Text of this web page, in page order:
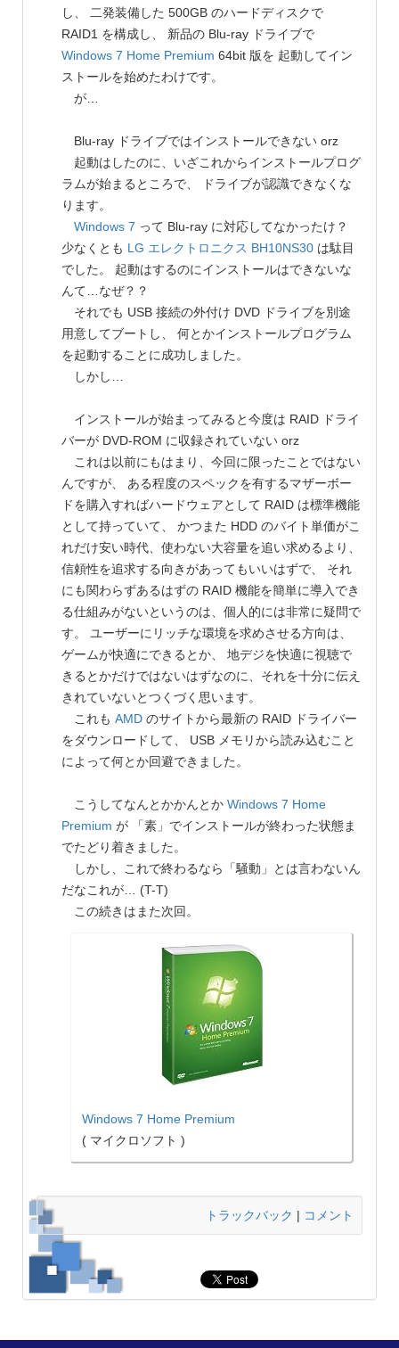
し、 二発装備した 500GB のハードディスクで
RAID1 を構成し、 新品の Blu-ray ドライブで
Windows 7 Home Premium 64bit 版を 起動してイン
ストールを始めたわけです。
が…
Blu-ray ドライブではインストールできない orz
起動はしたのに、いざこれからインストールプログ
ラムが始まるところで、 ドライブが認識できなくな
ります。
Windows 7 って Blu-ray に対応してなかったけ？
少なくとも LG エレクトロニクス BH10NS30 は駄目
でした。 起動はするのにインストールはできないな
んて…なぜ？？
それでも USB 接続の外付け DVD ドライブを別途
用意してブートし、 何とかインストールプログラム
を起動することに成功しました。
しかし…
インストールが始まってみると今度は RAID ドライ
バーが DVD-ROM に収録されていない orz
これは以前にもはまり、今回に限ったことではない
んですが、 ある程度のスペックを有するマザーボー
ドを購入すればハードウェアとして RAID は標準機能
として持っていて、 かつまた HDD のバイト単価がこ
れだけ安い時代、使わない大容量を追い求めるより、
信頼性を追求する向きがあってもいいはずで、 それ
にも関わらずあるはずの RAID 機能を簡単に導入でき
る仕組みがないというのは、個人的には非常に疑問で
す。 ユーザーにリッチな環境を求めさせる方向は、
ゲームが快適にできるとか、 地デジを快適に視聴で
きるとかだけではないはずなのに、それを十分に伝え
きれていないとつくづく思います。
これも AMD のサイトから最新の RAID ドライバー
をダウンロードして、 USB メモリから読み込むこと
によって何とか回避できました。
こうしてなんとかかんとか Windows 7 Home
Premium が 「素」でインストールが終わった状態ま
でたどり着きました。
しかし、これで終わるなら「騒動」とは言わないん
だなこれが… (T-T)
この続きはまた次回。
Windows 7 Home Premium
( マイクロソフト )
トラックバック | コメント